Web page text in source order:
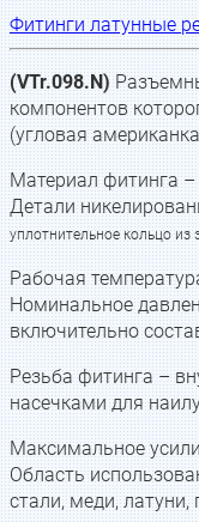
Фитинги латунные
(VTr.098.N)
компонентов
(угловая
Материал фитинга –
Детали
уплотнительное кольцо из
Рабочая
Номинальное
включительно
Резьба фитинга –
насечками для
Максимальное
Область
стали, меди,